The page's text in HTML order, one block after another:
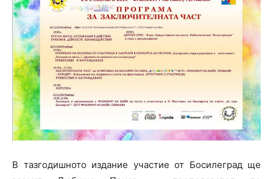
В тазгодишното издание участие от Босилеград ще